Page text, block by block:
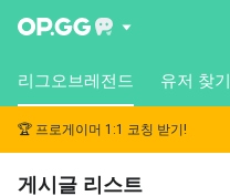
리그오브레전드 유저 찾기
🏆 프로게이머 1:1 코칭 받기!
게시글 리스트